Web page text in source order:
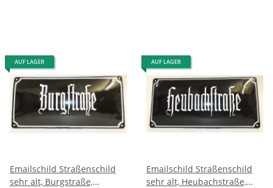
AUF LAGER
Emailschild Straßenschild
sehr alt, Burgstraße,
AUF LAGER
Emailschild Straßenschild
sehr alt, Heubachstraße,